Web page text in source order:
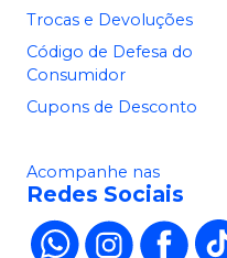
Trocas e Devoluções
Código de Defesa do
Consumidor
Cupons de Desconto
Acompanhe nas
Redes Sociais